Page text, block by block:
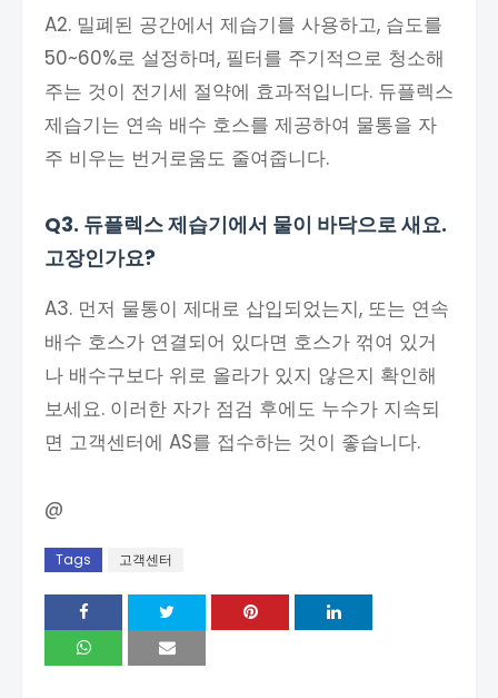
A2. 밀폐된 공간에서 제습기를 사용하고, 습도를
50~60%로 설정하며, 필터를 주기적으로 청소해
주는 것이 전기세 절약에 효과적입니다. 듀플렉스
제습기는 연속 배수 호스를 제공하여 물통을 자
주 비우는 번거로움도 줄여줍니다.
Q3. 듀플렉스 제습기에서 물이 바닥으로 새요.
고장인가요?
A3. 먼저 물통이 제대로 삽입되었는지, 또는 연속
배수 호스가 연결되어 있다면 호스가 꺾여 있거
나 배수구보다 위로 올라가 있지 않은지 확인해
보세요. 이러한 자가 점검 후에도 누수가 지속되
면 고객센터에 AS를 접수하는 것이 좋습니다.
@
Tags 고객센터